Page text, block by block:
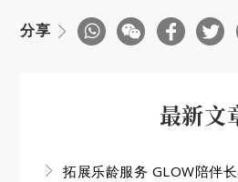
分享
最新文
拓展乐龄服务 GLOW陪伴